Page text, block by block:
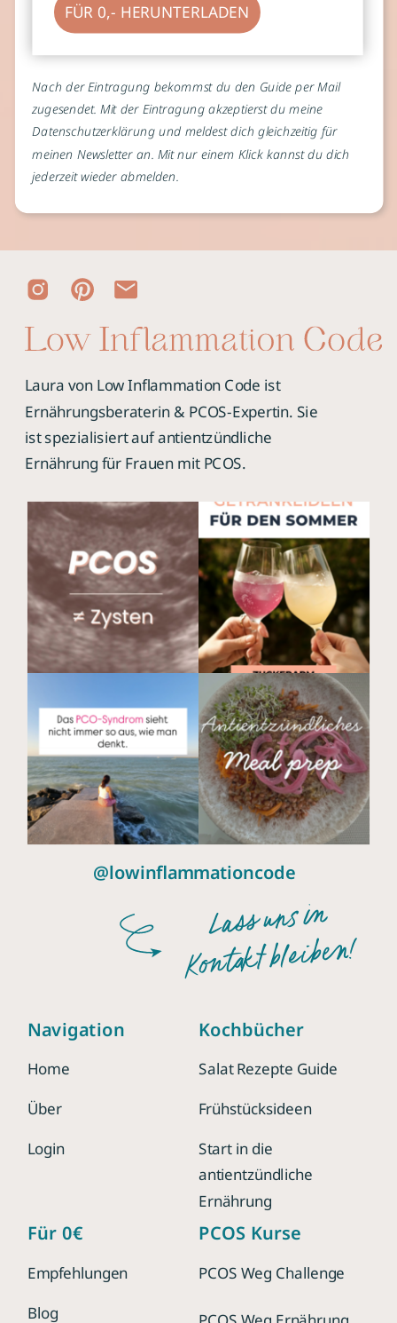
FÜR 0,- HERUNTERLADEN
Nach der Eintragung bekommst du den Guide per Mail
zugesendet. Mit der Eintragung akzeptierst du meine
Datenschutzerklärung und meldest dich gleichzeitig für
meinen Newsletter an. Mit nur einem Klick kannst du dich
jederzeit wieder abmelden.
Blog
Empfehlungen
Für 0€
PCOS Weg Challenge
PCOS Kurse
Start in die
antientzündliche
Ernährung
Frühstücksideen
Salat Rezepte Guide
Kochbücher
Laura von Low Inflammation Code ist
Ernährungsberaterin & PCOS-Expertin. Sie
ist spezialisiert auf antientzündliche
Ernährung für Frauen mit PCOS.
@lowinflammationcode
Über
Home
Navigation
Login
Lass uns in
Kontakt bleiben!